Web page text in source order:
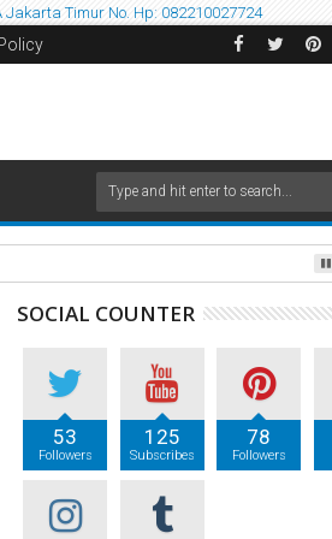
Jakarta TimurNo. Hp: 082210027724
SOCIAL COUNTER
53
Followers
125
Subscribes
78
Followers